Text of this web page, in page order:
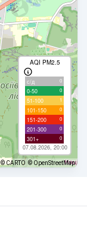
AQI PM2.5
с/д 0
0-50 0
51-100 1
101-150 0
151-200 0
201-300 0
301+ 0
07.08.2026, 20:00
© CARTO © OpenStreetMap